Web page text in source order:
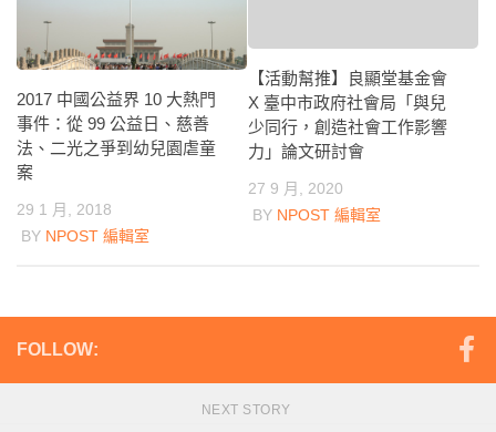
2017 中國公益界 10 大熱門
事件：從 99 公益日、慈善
法、二光之爭到幼兒園虐童
案
29 1 月, 2018
BY NPOST 編輯室
【活動幫推】良顯堂基金會
X 臺中市政府社會局「與兒
少同行，創造社會工作影響
力」論文研討會
27 9 月, 2020
BY NPOST 編輯室
FOLLOW:
NEXT STORY